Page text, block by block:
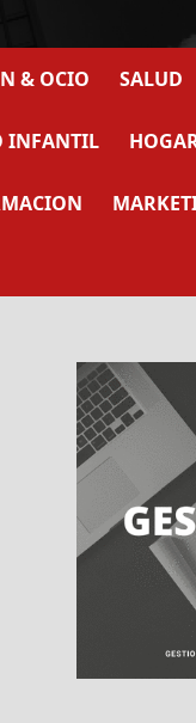
& OCIO SALUD
INFANTIL